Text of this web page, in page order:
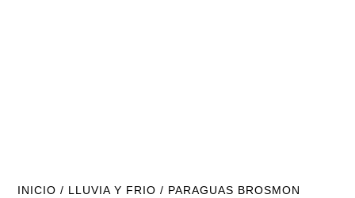
INICIO / LLUVIA Y FRIO / PARAGUAS BROSMON